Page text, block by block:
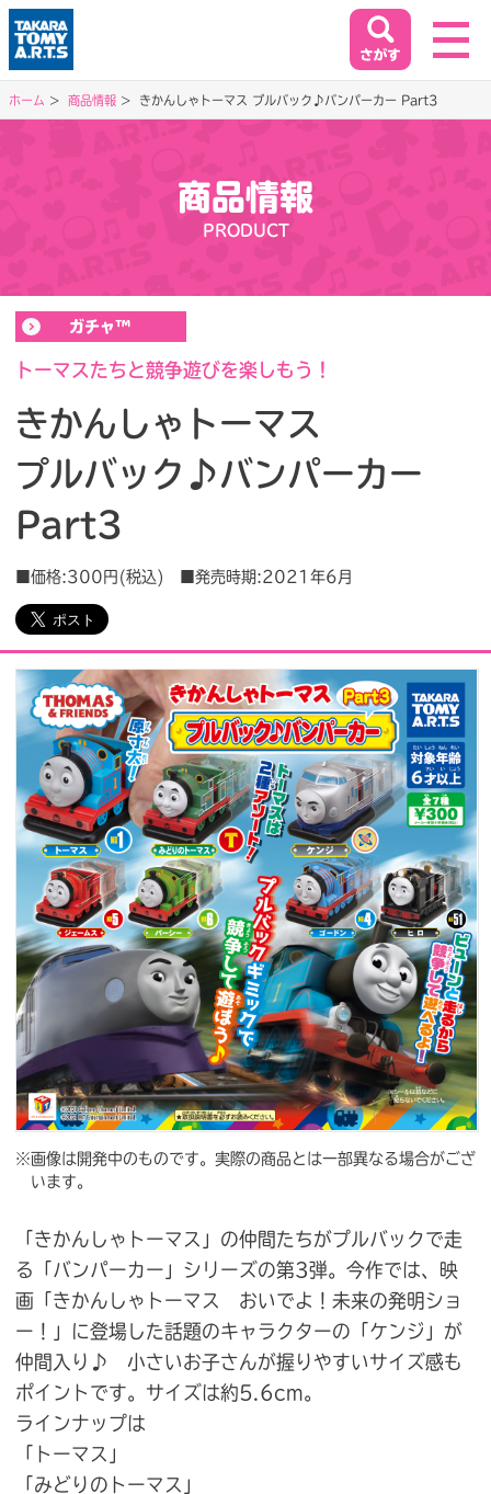
イベント&キャンペーン
EVENT&CAMPAIGN
お客様相談室
SUPPORT
会社情報
プレスリリース
ビジネスのお客様
閉じる
閉じる
ホーム 商品情報 きかんしゃトーマス プルバック♪バンパーカー Part3
商品情報
PRODUCT
ガチャ™
トーマスたちと競争遊びを楽しもう！
きかんしゃトーマス
プルバック♪バンパーカー
Part3
■価格:300円(税込) ■発売時期:2021年6月
※画像は開発中のものです。実際の商品とは一部異なる場合がござ
います。
「きかんしゃトーマス」の仲間たちがプルバックで走
る「バンパーカー」シリーズの第3弾。今作では、映
画「きかんしゃトーマス おいでよ！未来の発明ショ
ー！」に登場した話題のキャラクターの「ケンジ」が
仲間入り♪ 小さいお子さんが握りやすいサイズ感も
ポイントです。サイズは約5.6cm。
ラインナップは
「トーマス」
「みどりのトーマス」